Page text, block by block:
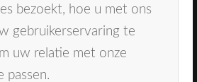
bezoekt, hoe u met ons
gebruikerservaring te
uw relatie met onze
passen.